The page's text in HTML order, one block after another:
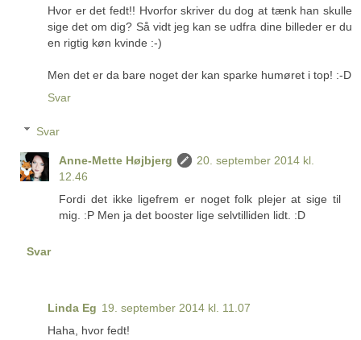
Hvor er det fedt!! Hvorfor skriver du dog at tænk han skulle
sige det om dig? Så vidt jeg kan se udfra dine billeder er du
en rigtig køn kvinde :-)
Men det er da bare noget der kan sparke humøret i top! :-D
Svar
Svar
Anne-Mette Højbjerg
20. september 2014 kl.
12.46
Fordi det ikke ligefrem er noget folk plejer at sige til
mig. :P Men ja det booster lige selvtilliden lidt. :D
Svar
Linda Eg 19. september 2014 kl. 11.07
Haha, hvor fedt!